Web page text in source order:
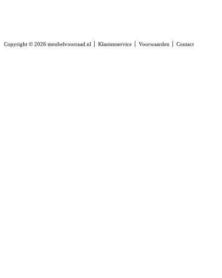
Copyright © 2026 meubelvoorraad.nl Klantenservice Voorwaarden Contact